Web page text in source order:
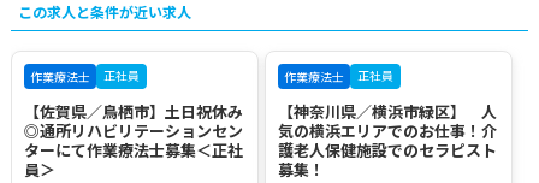
この求人と条件が近い求人
作業療法士 正社員
【佐賀県／鳥栖市】土日祝休み
◎通所リハビリテーションセン
ターにて作業療法士募集＜正社
員＞
作業療法士 正社員
【神奈川県／横浜市緑区】 人
気の横浜エリアでのお仕事！介
護老人保健施設でのセラピスト
募集！